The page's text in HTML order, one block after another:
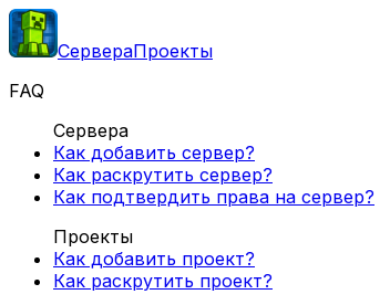
СервераПроекты
FAQ
Сервера
Как добавить сервер?
Как раскрутить сервер?
Как подтвердить права на сервер?
Проекты
Как добавить проект?
Как раскрутить проект?